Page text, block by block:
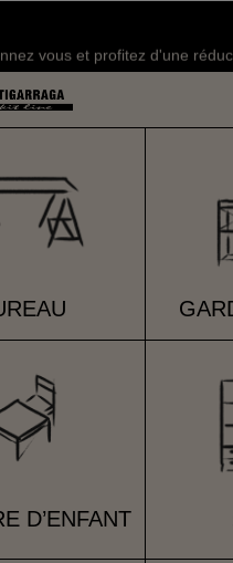
vous et profitez d'une
D’ENFANT